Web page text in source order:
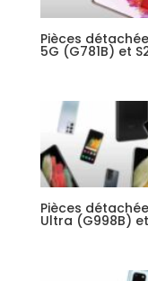
Pièces
5G (G781B) et
Pièces
Ultra (G998B)